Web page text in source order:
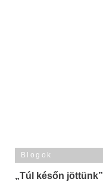
Blogok
„Túl későn jöttünk”